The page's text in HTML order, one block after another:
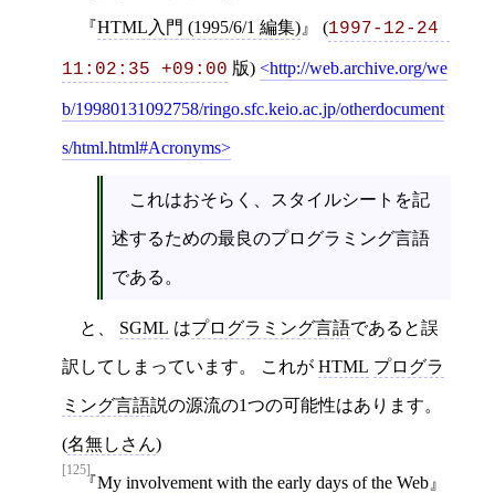
HTML入門 (1995/6/1 編集) (1997-12-24
11:02:35 +09:00 版) http://web.archive.org/we
b/19980131092758/ringo.sfc.keio.ac.jp/otherdocument
s/html.html#Acronyms
これはおそらく、スタイルシートを記
述するための最良のプログラミング言語
である。
と、 SGML はプログラミング言語であると誤
訳してしまっています。 これが HTML プログラ
ミング言語説の源流の1つの可能性はあります。
(名無しさん)
[125]
My involvement with the early days of the Web